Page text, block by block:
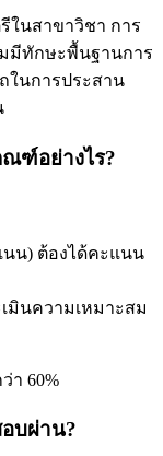
ในสาขาวิชา การ
มีทักษะพื้นฐานการ
ในการประสาน
ณฑ์อย่างไร?
นน) ต้องได้คะแนน
มินความเหมาะสม
า 60%
อบผ่าน?